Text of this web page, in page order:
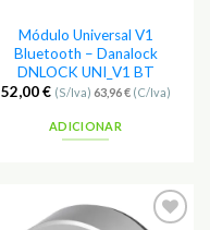
Módulo Universal V1
Bluetooth – Danalock
DNLOCK UNI_V1 BT
52,00€ (S/Iva) 63,96€(C/Iva)
ADICIONAR